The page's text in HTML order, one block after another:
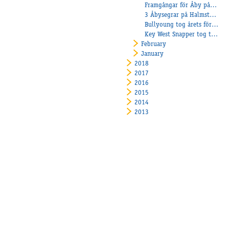
Framgångar för Åby på Ponnytravgalan!
3 Åbysegrar på Halmstadtravet
Bullyoung tog årets första seger!
Key West Snapper tog tredje raka segern!
February
January
2018
2017
2016
2015
2014
2013